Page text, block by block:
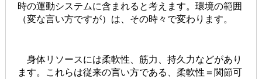
時の運動システムに含まれると考えます。環境の範囲
（変な言い方ですが）は、その時々で変わります。
身体リソースには柔軟性、筋力、持久力などがあり
ます。これらは従来の言い方である、柔軟性＝関節可